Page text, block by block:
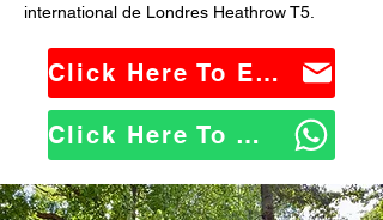
international de Londres Heathrow T5.
Click Here To Email Us
Click Here To WhatsApp Us